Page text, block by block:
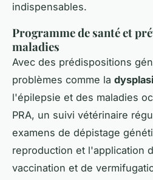
indispensables.
Programme de santé et
maladies
Avec des prédispositions
problèmes comme la
l'épilepsie et des maladies
PRA, un suivi vétérinaire
examens de dépistage
reproduction et l'application
vaccination et de